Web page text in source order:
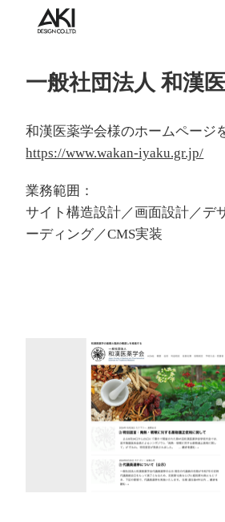
一般社団法人 和漢
和漢医薬学会様のホームページ
https://www.wakan-iyaku.gr.jp/
業務範囲：
サイト構造設計／画面設計／デ
ーディング／CMS実装